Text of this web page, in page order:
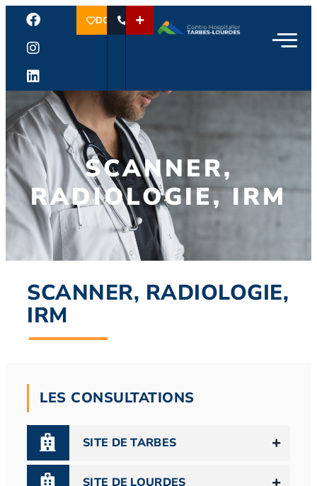
DON
SCANNER,
RADIOLOGIE, IRM
SCANNER, RADIOLOGIE,
IRM
LES CONSULTATIONS
SITE DE TARBES
SITE DE LOURDES